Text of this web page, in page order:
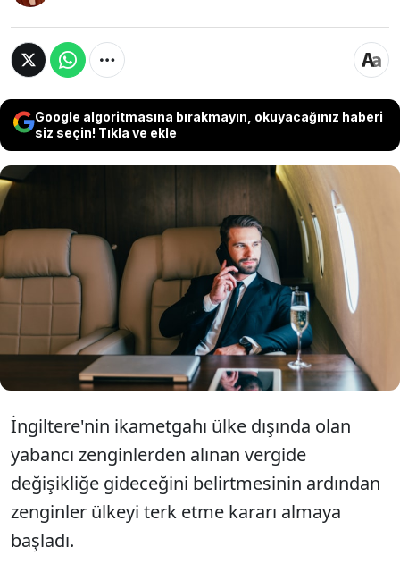
Google algoritmasına bırakmayın, okuyacağınız haberi
siz seçin! Tıkla ve ekle
İngiltere'de ikametgahı ülke dışında olanların
yalnızca ülkedeki gelirleri üzerinden
vergilendirilme sürecinde sona doğru
geliniyor. Yapılacak değişikliğin etkisiyle
ülkedeki yabancı zenginler ise İngiltere'yi terk
etmeye başladı.
İngiltere'nin ikametgahı ülke dışında olan
yabancı zenginlerden alınan vergide
değişikliğe gideceğini belirtmesinin ardından
zenginler ülkeyi terk etme kararı almaya
başladı.